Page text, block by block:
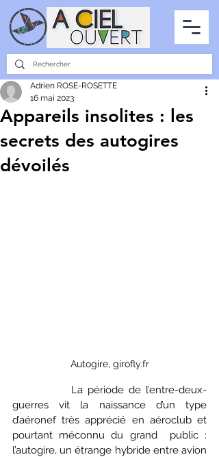
PARTENARIATS
INTERVIEWS LA PHOTO DU CIEL TOUS LES ARTICLES
Appareils insolites : les
secrets des autogires
dévoilés
Adrien ROSE-ROSETTE
16 mai 2023
Autogire, girofly.fr
guerres vit la naissance d’un type
d’aéronef très apprécié en aéroclub et
pourtant méconnu du grand  public :
l’autogire, un étrange hybride entre avion